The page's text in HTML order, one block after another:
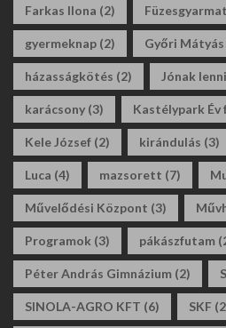
Farkas Ilona (2) Füzesgyarmat
gyermeknap (2) Győri Mátyás
házasságkötés (2) Jónak
karácsony (3) Kastélypark Év
Kele József (2) kirándulás (3)
Luca (4) mazsorett (7)
Művelődési Központ (3)
Programok (3) pákászfutam
Péter András Gimnázium (2)
SINOLA-AGRO KFT (6) SKF